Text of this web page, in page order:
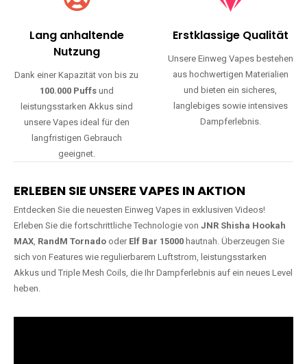
Lang anhaltende
Nutzung
Dank einer Kapazität von bis zu
100.000 Puffsund
leistungsstarken Akkus sind
unsere Vapes ideal für den
langfristigen Gebrauch
geeignet.
Erstklassige Qualität
Unsere Einweg Vapes bestehen
aus hochwertigen Materialien
und bieten ein sicheres,
langlebiges sowie intensives
Dampferlebnis.
ERLEBEN SIE UNSERE VAPES IN AKTION
Entdecken Sie die neuesten Einweg Vapes in exklusiven Videos!
Erleben Sie die fortschrittliche Technologie von JNR Shisha Hookah
MAX, RandM Tornado oder Elf Bar 15000 hautnah. Überzeugen Sie
sich von Features wie regulierbarem Luftstrom, leistungsstarken
Akkus und Triple Mesh Coils, die Ihr Dampferlebnis auf ein neues Level
heben.